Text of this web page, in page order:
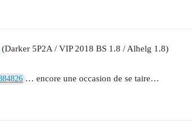
(Darker 5P2A / VIP 2018 BS 1.8 / Alhelg 1.8)
… encore une occasion de se taire…